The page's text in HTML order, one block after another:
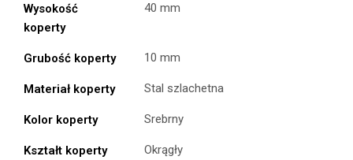
Wysokość
koperty
40 mm
Grubość koperty 10 mm
Materiał koperty Stal szlachetna
Kolor koperty Srebrny
Kształt koperty Okrągły